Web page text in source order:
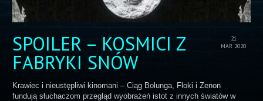
LOGOWANIE
21
MAR 2020
SPOILER – KOSMICI Z
FABRYKI SNÓW
Krawiec i nieustępliwi kinomani – Ciąg Bolunga, Floki i Zenon
fundują słuchaczom przegląd wyobrażeń istot z innych światów w